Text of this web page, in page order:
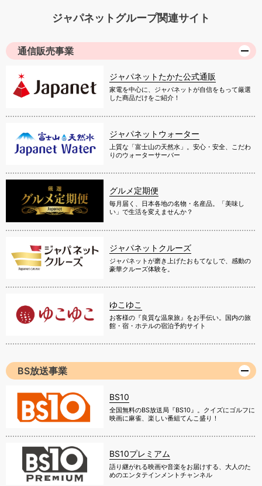
ジャパネットグループ関連サイト
通信販売事業
ジャパネットたかた公式通販
家電を中心に、ジャパネットが自信をもって厳選
した商品だけをご紹介！
ジャパネットウォーター
上質な「富士山の天然水」。安心・安全、こだわ
りのウォーターサーバー
グルメ定期便
毎月届く、日本各地の名物・名産品。「美味し
い」で生活を変えませんか？
ジャパネットクルーズ
ジャパネットが磨き上げたおもてなしで、感動の
豪華クルーズ体験を。
ゆこゆこ
お客様の『良質な温泉旅』をお手伝い。国内の旅
館・宿・ホテルの宿泊予約サイト
BS放送事業
BS10
全国無料のBS放送局『BS10』。クイズにゴルフに
映画に麻雀、楽しい番組てんこ盛り！
BS10プレミアム
語り継がれる映画や音楽をお届けする、大人のた
めのエンタテインメントチャンネル